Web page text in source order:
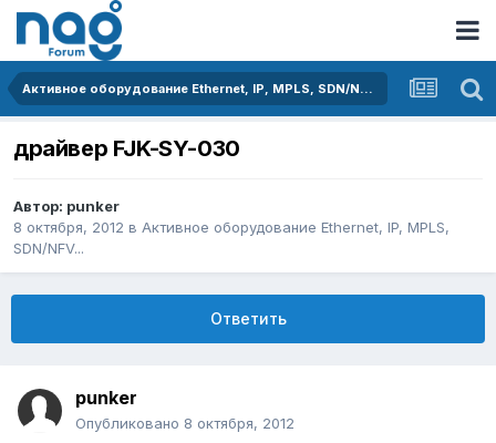
Активное оборудование Ethernet, IP, MPLS, SDN/NFV...
драйвер FJK-SY-030
Автор: punker
8 октября, 2012 в Активное оборудование Ethernet, IP, MPLS,
SDN/NFV...
Ответить
punker
Опубликовано 8 октября, 2012